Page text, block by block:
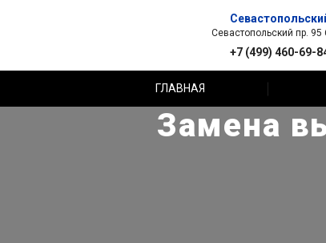
Севастопольский пр. 95
+7 (499) 460-69-
ГЛАВНАЯ
Замена